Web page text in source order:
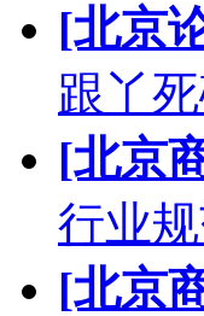
[北京
跟丫
[北京
行业
[北京